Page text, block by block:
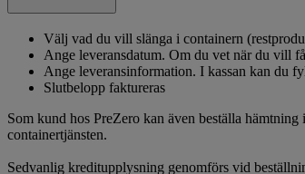
Välj vad du vill slänga i containern
Ange leveransdatum. Om du vet när du vill
Ange leveransinformation. I kassan kan du
Slutbelopp faktureras
Som kund hos PreZero kan även beställa
containertjänsten.
Sedvanlig kreditupplysning genomförs vid